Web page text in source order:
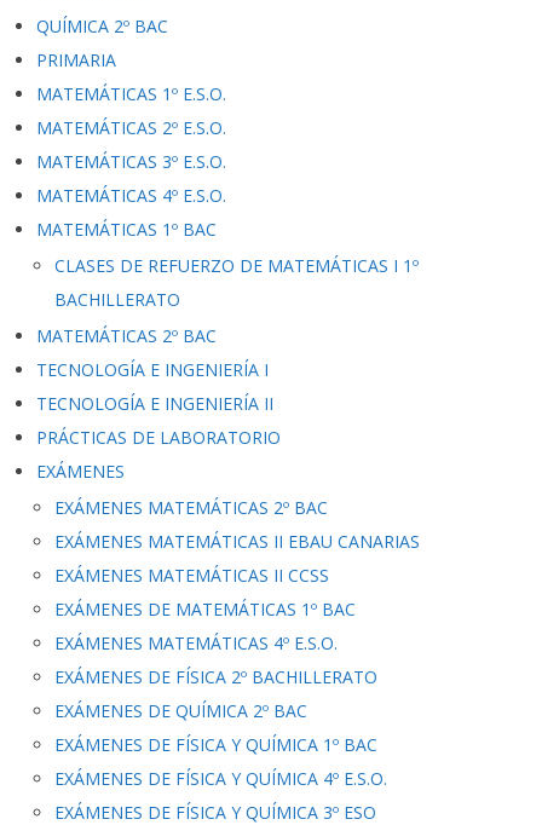
QUÍMICA 2º BAC
PRIMARIA
MATEMÁTICAS 1º E.S.O.
MATEMÁTICAS 2º E.S.O.
MATEMÁTICAS 3º E.S.O.
MATEMÁTICAS 4º E.S.O.
MATEMÁTICAS 1º BAC
CLASES DE REFUERZO DE MATEMÁTICAS I 1º
BACHILLERATO
MATEMÁTICAS 2º BAC
TECNOLOGÍA E INGENIERÍA I
TECNOLOGÍA E INGENIERÍA II
PRÁCTICAS DE LABORATORIO
EXÁMENES
EXÁMENES MATEMÁTICAS 2º BAC
EXÁMENES MATEMÁTICAS II EBAU CANARIAS
EXÁMENES MATEMÁTICAS II CCSS
EXÁMENES DE MATEMÁTICAS 1º BAC
EXÁMENES MATEMÁTICAS 4º E.S.O.
EXÁMENES DE FÍSICA 2º BACHILLERATO
EXÁMENES DE QUÍMICA 2º BAC
EXÁMENES DE FÍSICA Y QUÍMICA 1º BAC
EXÁMENES DE FÍSICA Y QUÍMICA 4º E.S.O.
EXÁMENES DE FÍSICA Y QUÍMICA 3º ESO